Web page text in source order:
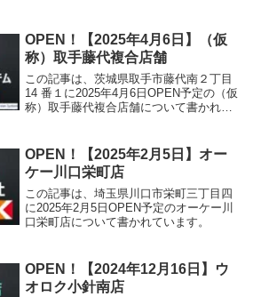
OPEN！【2025年4月6日】（仮
称）取手藤代複合店舗
この記事は、茨城県取手市藤代南２丁目
14 番１に2025年4月6日OPEN予定の（仮
称）取手藤代複合店舗について書かれて
OPEN！【2025年2月5日】オー
ケー川口栄町店
この記事は、埼玉県川口市栄町三丁目四
に2025年2月5日OPEN予定のオーケー川
口栄町店について書かれています。
OPEN！【2024年12月16日】ウ
オロク小針南店